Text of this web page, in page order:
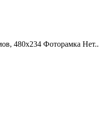
480x234 Фоторамка Нет..